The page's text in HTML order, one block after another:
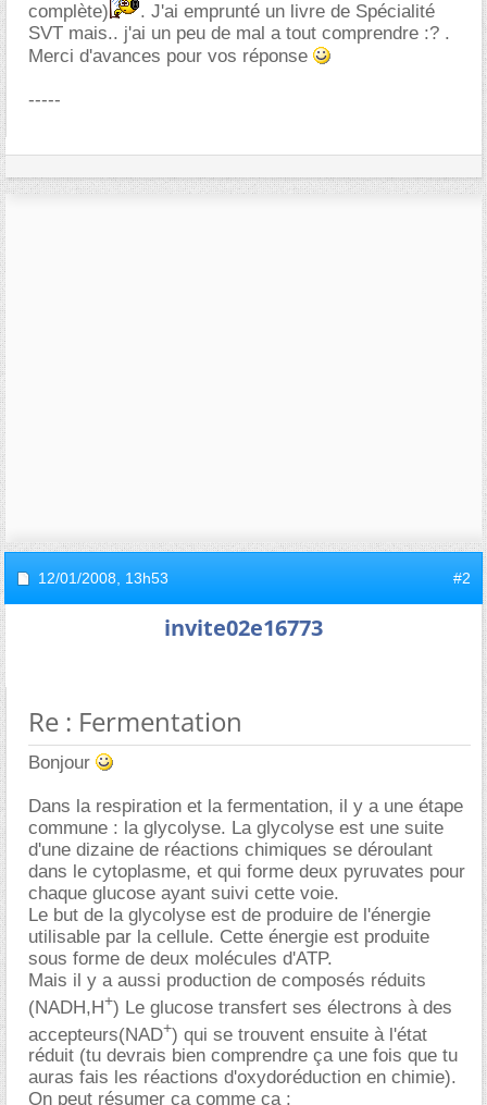
complète)
. J'ai emprunté un livre de Spécialité
SVT mais.. j'ai un peu de mal a tout comprendre :? .
Merci d'avances pour vos réponse
-----
12/01/2008, 13h53 #2
invite02e16773
Re : Fermentation
Bonjour
Dans la respiration et la fermentation, il y a une étape
commune : la glycolyse. La glycolyse est une suite
d'une dizaine de réactions chimiques se déroulant
dans le cytoplasme, et qui forme deux pyruvates pour
chaque glucose ayant suivi cette voie.
Le but de la glycolyse est de produire de l'énergie
utilisable par la cellule. Cette énergie est produite
sous forme de deux molécules d'ATP.
Mais il y a aussi production de composés réduits
(NADH,H+) Le glucose transfert ses électrons à des
accepteurs(NAD+) qui se trouvent ensuite à l'état
réduit (tu devrais bien comprendre ça une fois que tu
auras fais les réactions d'oxydoréduction en chimie).
On peut résumer ça comme ca :